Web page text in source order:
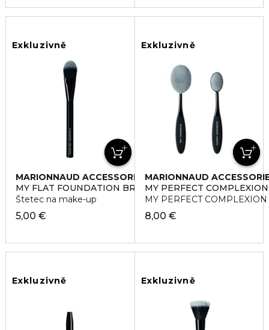
Exkluzivně
MARIONNAUD ACCESSORIES
MY FLAT FOUNDATION BRUSH 01
Štetec na make-up
5,00 €
Exkluzivně
MARIONNAUD
MY PERFECT
MY PERFECT
8,00 €
Exkluzivně Exkluzivně